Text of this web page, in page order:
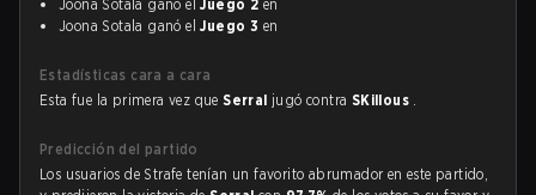
Joona Sotala ganó elJuego 2 en
Joona Sotala ganó elJuego 3 en
Estadísticas cara a cara
Esta fue la primera vez queSerral jugó contra SKillous .
Predicción del partido
Los usuarios de Strafe tenían un favorito abrumador en este partido,